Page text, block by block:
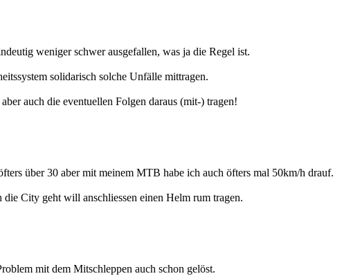
weniger schwer ausgefallen, was ja die Regel ist.
solidarisch solche Unfälle mittragen.
auch die eventuellen Folgen daraus (mit-) tragen!
über 30 aber mit meinem MTB habe ich auch öfters mal 50km/h drauf.
City geht will anschliessen einen Helm rum tragen.
mit dem Mitschleppen auch schon gelöst.